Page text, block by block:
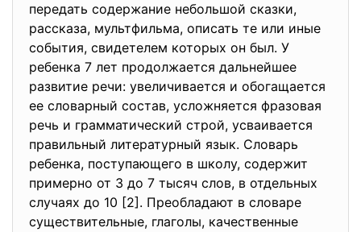
передать содержание небольшой сказки,
рассказа, мультфильма, описать те или иные
события, свидетелем которых он был. У
ребенка 7 лет продолжается дальнейшее
развитие речи: увеличивается и обогащается
ее словарный состав, усложняется фразовая
речь и грамматический строй, усваивается
правильный литературный язык. Словарь
ребенка, поступающего в школу, содержит
примерно от 3 до 7 тысяч слов, в отдельных
случаях до 10 [2]. Преобладают в словаре
существительные, глаголы, качественные